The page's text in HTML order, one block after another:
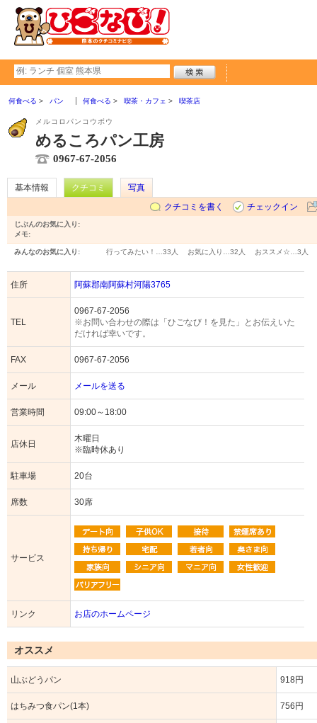
何食べる パン 何食べる 喫茶・カフェ 喫茶店
メルコロパンコウボウ
めるころパン工房
0967-67-2056
基本情報 クチコミ
写真
クチコミを書く
チェックイン
じぶんのお気に入り:
メモ:
みんなのお気に入り: 行ってみたい！… 33人 お気に入り… 32人 おススメ☆… 3人
住所 阿蘇郡南阿蘇村河陽3765
TEL
0967-67-2056
※お問い合わせの際は「ひごなび！を見た」とお伝えいた
だければ幸いです。
FAX 0967-67-2056
メール メールを送る
営業時間 09:00～18:00
店休日
木曜日
※臨時休あり
駐車場 20台
席数 30席
サービス
リンク お店のホームページ
オススメ
山ぶどうパン 918円
はちみつ食パン(1本) 756円